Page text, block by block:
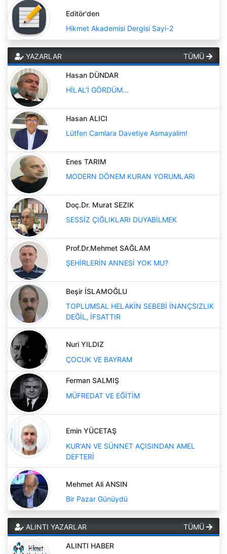
Editör'den
Hikmet Akademisi Dergisi Sayi-2
YAZARLAR TÜMÜ
Hasan DÜNDAR
HİLAL’İ GÖRDÜM…
Hasan ALICI
Lütfen Camlara Davetiye Asmayalim!
Enes TARIM
MODERN DÖNEM KURAN YORUMLARI
Doç.Dr. Murat SEZIK
SESSİZ ÇIĞLIKLARI DUYABİLMEK
Prof.Dr.Mehmet SAĞLAM
ŞEHİRLERİN ANNESİ YOK MU?
Beşir İSLAMOĞLU
TOPLUMSAL HELAKİN SEBEBİ İNANÇSIZLIK
DEĞİL, İFSATTIR
Nuri YILDIZ
ÇOCUK VE BAYRAM
Ferman SALMIŞ
MÜFREDAT VE EĞİTİM
Emin YÜCETAŞ
KUR'AN VE SÜNNET AÇISINDAN AMEL
DEFTERİ
Mehmet Ali ANSIN
Bir Pazar Günüydü
ALINTI YAZARLAR TÜMÜ
ALINTI HABER